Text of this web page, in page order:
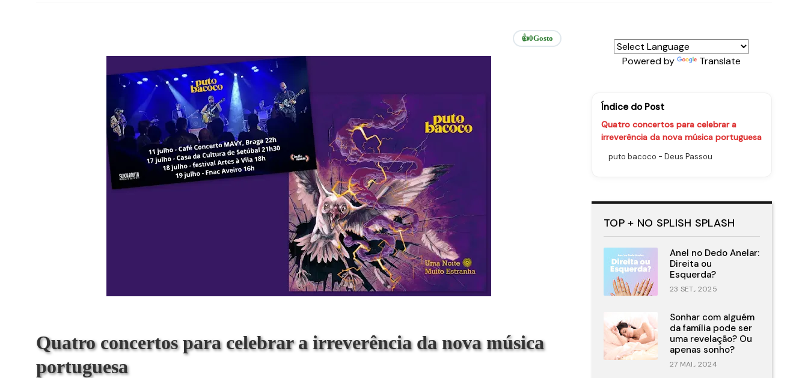
👍0Gosto
Quatro concertos para celebrar a irreverência da nova música
portuguesa
Powered by Translate
Índice do Post
Quatro concertos para celebrar a
irreverência da nova música portuguesa
puto bacoco - Deus Passou
TOP + NO SPLISH SPLASH
Anel no Dedo Anelar:
Direita ou
Esquerda?
23 SET., 2025
Sonhar com alguém
da família pode ser
uma revelação? Ou
apenas sonho?
27 MAI., 2024